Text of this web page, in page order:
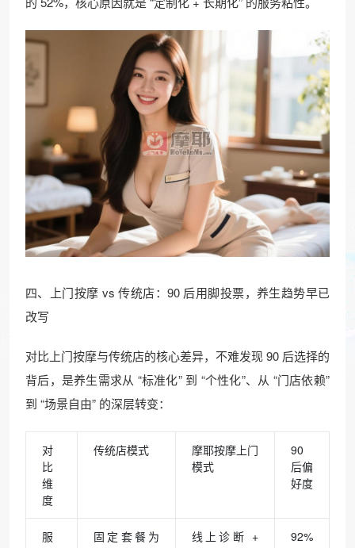
四、上门按摩 vs 传统店：90 后用脚投票，养生趋势早已
改写​
对比上门按摩与传统店的核心差异，不难发现 90 后选择的
背后，是养生需求从 “标准化” 到 “个性化”、从 “门店依赖”
到 “场景自由” 的深层转变：​
对
比
维
度​
传统店模式​
摩耶按摩上门
模式​
90
后偏
好度​
服
固定套餐为
线上诊断 +
92%